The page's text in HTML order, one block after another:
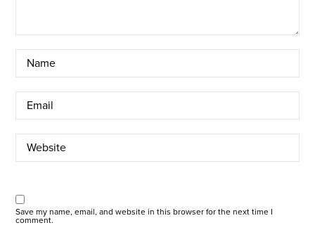
Save my name, email, and website in this browser for the next time I
comment.